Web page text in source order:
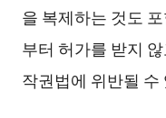
을 복제하는 것도
부터 허가를 받지
작권법에 위반될 수